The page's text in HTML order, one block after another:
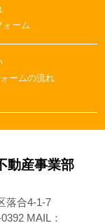
ォーム
ームの流れ
動産事業部
落合4-1-7
MAIL：